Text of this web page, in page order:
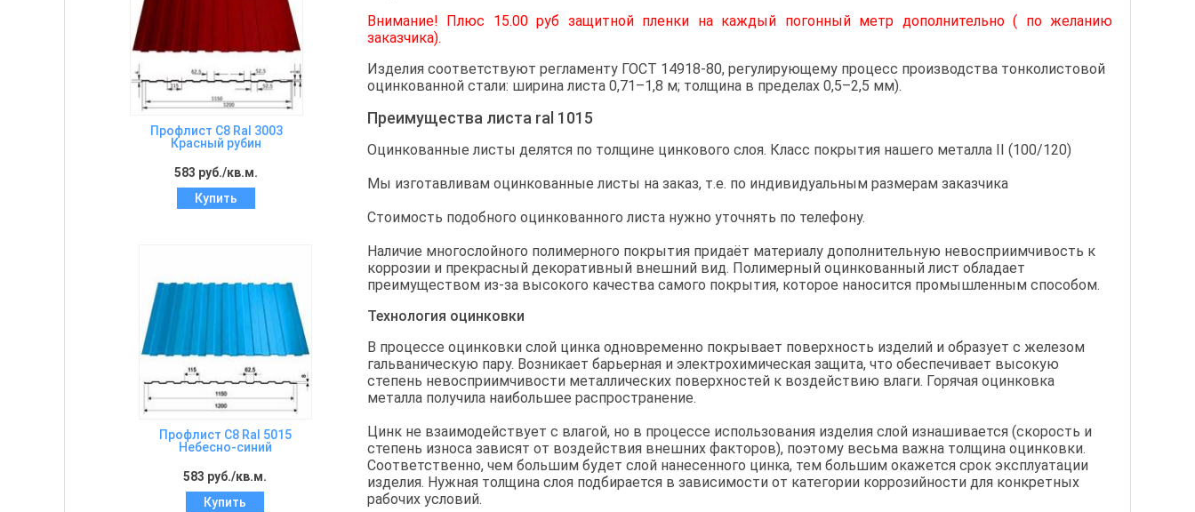
Профлист C8 Ral 3003
Красный рубин
583 руб./кв.м.
Купить
Профлист C8 Ral 5015
Небесно-синий
583 руб./кв.м.
Купить
Внимание! Плюс 15.00 руб защитной пленки на каждый погонный метр дополнительно ( по желанию
заказчика).
Изделия соответствуют регламенту ГОСТ 14918-80, регулирующему процесс производства тонколистовой
оцинкованной стали: ширина листа 0,71–1,8 м; толщина в пределах 0,5–2,5 мм).
Преимущества листа ral 1015
Оцинкованные листы делятся по толщине цинкового слоя. Класс покрытия нашего металла II (100/120)
Мы изготавливам оцинкованные листы на заказ, т.е. по индивидуальным размерам заказчика
Стоимость подобного оцинкованного листа нужно уточнять по телефону.
Наличие многослойного полимерного покрытия придаёт материалу дополнительную невосприимчивость к
коррозии и прекрасный декоративный внешний вид. Полимерный оцинкованный лист обладает
преимуществом из-за высокого качества самого покрытия, которое наносится промышленным способом.
Технология оцинковки
В процессе оцинковки слой цинка одновременно покрывает поверхность изделий и образует с железом
гальваническую пару. Возникает барьерная и электрохимическая защита, что обеспечивает высокую
степень невосприимчивости металлических поверхностей к воздействию влаги. Горячая оцинковка
металла получила наибольшее распространение.
Цинк не взаимодействует с влагой, но в процессе использования изделия слой изнашивается (скорость и
степень износа зависят от воздействия внешних факторов), поэтому весьма важна толщина оцинковки.
Соответственно, чем большим будет слой нанесенного цинка, тем большим окажется срок эксплуатации
изделия. Нужная толщина слоя подбирается в зависимости от категории коррозийности для конкретных
рабочих условий.